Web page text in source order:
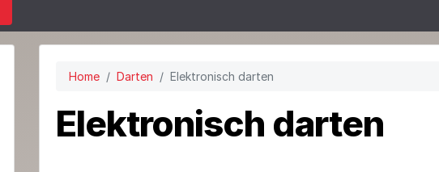
Home Darten Elektronisch darten
Elektronisch darten